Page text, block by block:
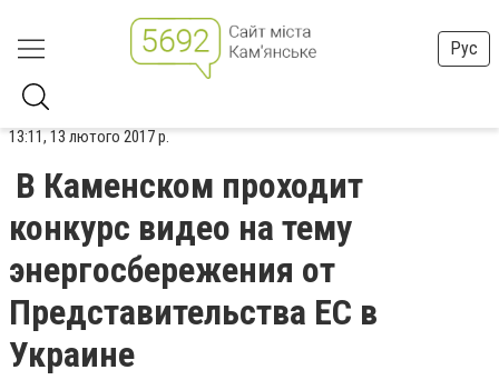
Рус
13:11, 13 лютого 2017 р.
В Каменском проходит
конкурс видео на тему
энергосбережения от
Представительства ЕС в
Украине